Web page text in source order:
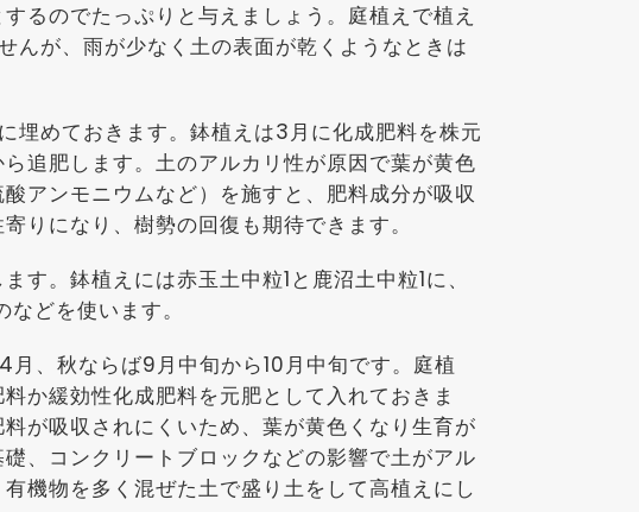
るのでたっぷりと与えましょう。庭植えで植え
んが、雨が少なく土の表面が乾くようなときは
埋めておきます。鉢植えは3月に化成肥料を株元
追肥します。土のアルカリ性が原因で葉が黄色
アンモニウムなど）を施すと、肥料成分が吸収
りになり、樹勢の回復も期待できます。
。鉢植えには赤玉土中粒1と鹿沼土中粒1に、
どを使います。
、秋ならば9月中旬から10月中旬です。庭植
か緩効性化成肥料を元肥として入れておきま
が吸収されにくいため、葉が黄色くなり生育が
、コンクリートブロックなどの影響で土がアル
機物を多く混ぜた土で盛り土をして高植えにし